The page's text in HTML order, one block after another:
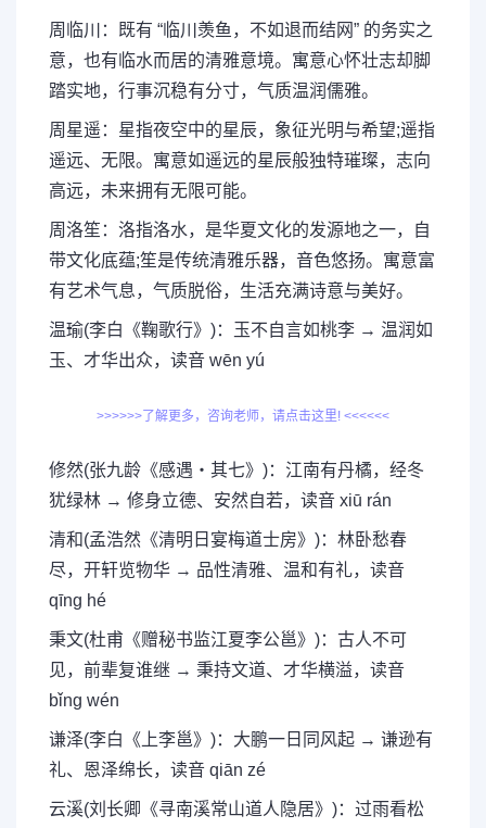
周临川：既有 “临川羡鱼，不如退而结网” 的务实之
意，也有临水而居的清雅意境。寓意心怀壮志却脚
踏实地，行事沉稳有分寸，气质温润儒雅。
周星遥：星指夜空中的星辰，象征光明与希望;遥指
遥远、无限。寓意如遥远的星辰般独特璀璨，志向
高远，未来拥有无限可能。
周洛笙：洛指洛水，是华夏文化的发源地之一，自
带文化底蕴;笙是传统清雅乐器，音色悠扬。寓意富
有艺术气息，气质脱俗，生活充满诗意与美好。
温瑜(李白《鞠歌行》)：玉不自言如桃李 → 温润如
玉、才华出众，读音 wēn yú
>>>>>>了解更多，咨询老师，请点击这里! <<<<<<
修然(张九龄《感遇・其七》)：江南有丹橘，经冬
犹绿林 → 修身立德、安然自若，读音 xiū rán
清和(孟浩然《清明日宴梅道士房》)：林卧愁春
尽，开轩览物华 → 品性清雅、温和有礼，读音
qīng hé
秉文(杜甫《赠秘书监江夏李公邕》)：古人不可
见，前辈复谁继 → 秉持文道、才华横溢，读音
bǐng wén
谦泽(李白《上李邕》)：大鹏一日同风起 → 谦逊有
礼、恩泽绵长，读音 qiān zé
云溪(刘长卿《寻南溪常山道人隐居》)：过雨看松